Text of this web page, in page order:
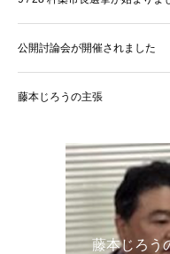
公開討論会が開催されました
藤本じろうの主張
藤本じろう